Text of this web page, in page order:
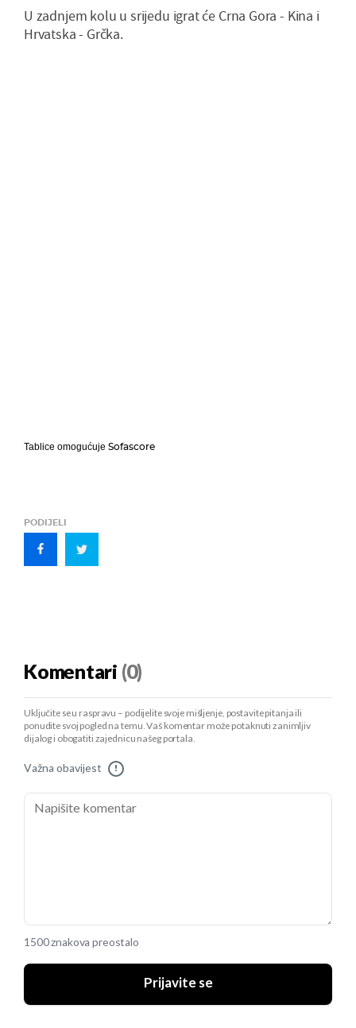
U zadnjem kolu u srijedu igrat će Crna Gora - Kina i
Hrvatska - Grčka.
Tablice omogućuje Sofascore
PODIJELI
Komentari (0)
Uključite se u raspravu – podijelite svoje mišljenje, postavite pitanja ili
ponudite svoj pogled na temu. Vaš komentar može potaknuti zanimljiv
dijalog i obogatiti zajednicu našeg portala.
Važna obavijest !
1500 znakova preostalo
Prijavite se